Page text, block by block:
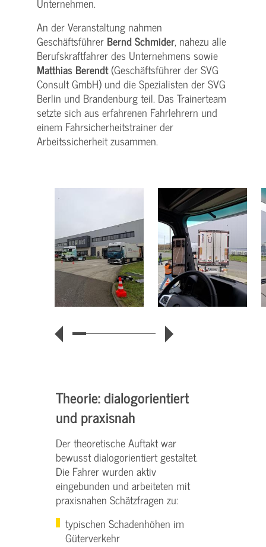
An der Veranstaltung nahmen
Geschäftsführer Bernd Schmider, nahezu alle
Berufskraftfahrer des Unternehmens sowie
Matthias Berendt(Geschäftsführer der SVG
Consult GmbH) und die Spezialisten der SVG
Berlin und Brandenburg teil. Das Trainerteam
setzte sich aus erfahrenen Fahrlehrern und
einem Fahrsicherheitstrainer der
Arbeitssicherheit zusammen.
Theorie: dialogorientiert
und praxisnah
Der theoretische Auftakt war
bewusst dialogorientiert gestaltet.
Die Fahrer wurden aktiv
eingebunden und arbeiteten mit
praxisnahen Schätzfragen zu:
typischen Schadenhöhen im
Güterverkehr